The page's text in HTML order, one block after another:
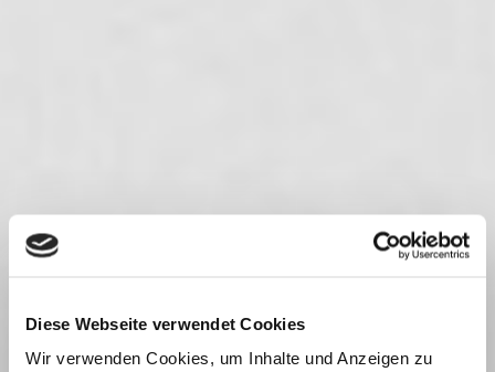
Diese Webseite verwendet Cookies
Wir verwenden Cookies, um Inhalte und Anzeigen zu